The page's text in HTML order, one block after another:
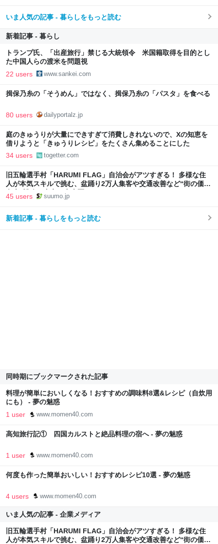
いま人気の記事 - 暮らしをもっと読む
新着記事 - 暮らし
トランプ氏、「出産旅行」禁じる大統領令 米国籍取得を目的とし
た中国人らの渡米を問題視
22 users www.sankei.com
揖保乃糸の「そうめん」ではなく、揖保乃糸の「パスタ」を食べる
80 users dailyportalz.jp
庭のきゅうりが大量にできすぎて消費しきれないので、Xの知恵を
借りようと「きゅうりレシピ」をたくさん集めることにした
34 users togetter.com
旧五輪選手村「HARUMI FLAG」自治会がアツすぎる！ 多様な住
人が本気スキルで挑む、盆踊り2万人集客や交通改善など“街の価値
向上”戦略 東京・中央区
45 users suumo.jp
新着記事 - 暮らしをもっと読む
同時期にブックマークされた記事
料理が簡単においしくなる！おすすめの調味料8選&レシピ（自炊用
にも） - 夢の魅惑
1 user www.momen40.com
高知旅行記① 四国カルストと絶品料理の宿へ - 夢の魅惑
1 user www.momen40.com
何度も作った簡単おいしい！おすすめレシピ10選 - 夢の魅惑
4 users www.momen40.com
いま人気の記事 - 企業メディア
旧五輪選手村「HARUMI FLAG」自治会がアツすぎる！ 多様な住
人が本気スキルで挑む、盆踊り2万人集客や交通改善など“街の価値